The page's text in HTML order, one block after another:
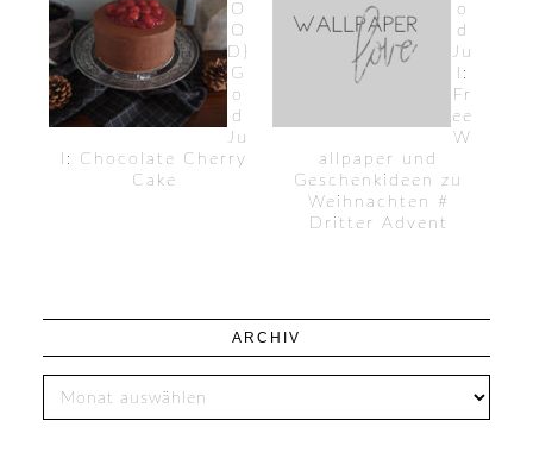
O
O
D}
G
o
d
Ju
l: Chocolate Cherry
Cake
o
d
Ju
l:
Fr
ee
W
allpaper und
Geschenkideen zu
Weihnachten #
Dritter Advent
ARCHIV